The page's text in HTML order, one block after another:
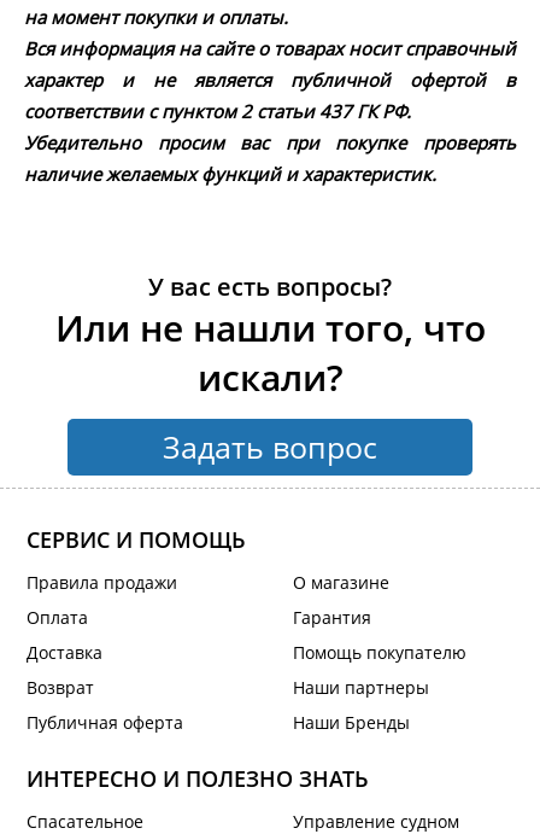
на момент покупки и оплаты.
Вся информация на сайте о товарах носит справочный
характер и не является публичной офертой в
соответствии с пунктом 2 статьи 437 ГК РФ.
Убедительно просим вас при покупке проверять
наличие желаемых функций и характеристик.
У вас есть вопросы?
Или не нашли того, что
искали?
Задать вопрос
СЕРВИС И ПОМОЩЬ
Правила продажи
Оплата
Доставка
Возврат
Публичная оферта
О магазине
Гарантия
Помощь покупателю
Наши партнеры
Наши Бренды
ИНТЕРЕСНО И ПОЛЕЗНО ЗНАТЬ
Спасательное Управление судном